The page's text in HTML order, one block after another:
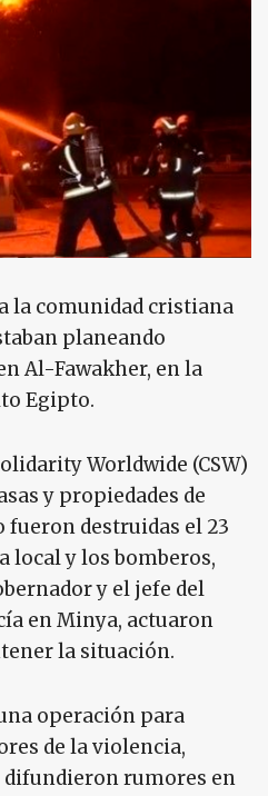
la comunidad cristiana
planeando
Al-Fawakher, en la
Egipto.
Worldwide (CSW)
y propiedades de
destruidas el 23
local y los bomberos,
y el jefe del
en Minya, actuaron
la situación.
operación para
de la violencia,
difundieron rumores en